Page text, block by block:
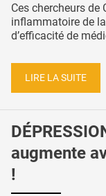
Ces chercheurs de
inflammatoire de
d’efficacité de
LIRE LA SUITE
augmente
!